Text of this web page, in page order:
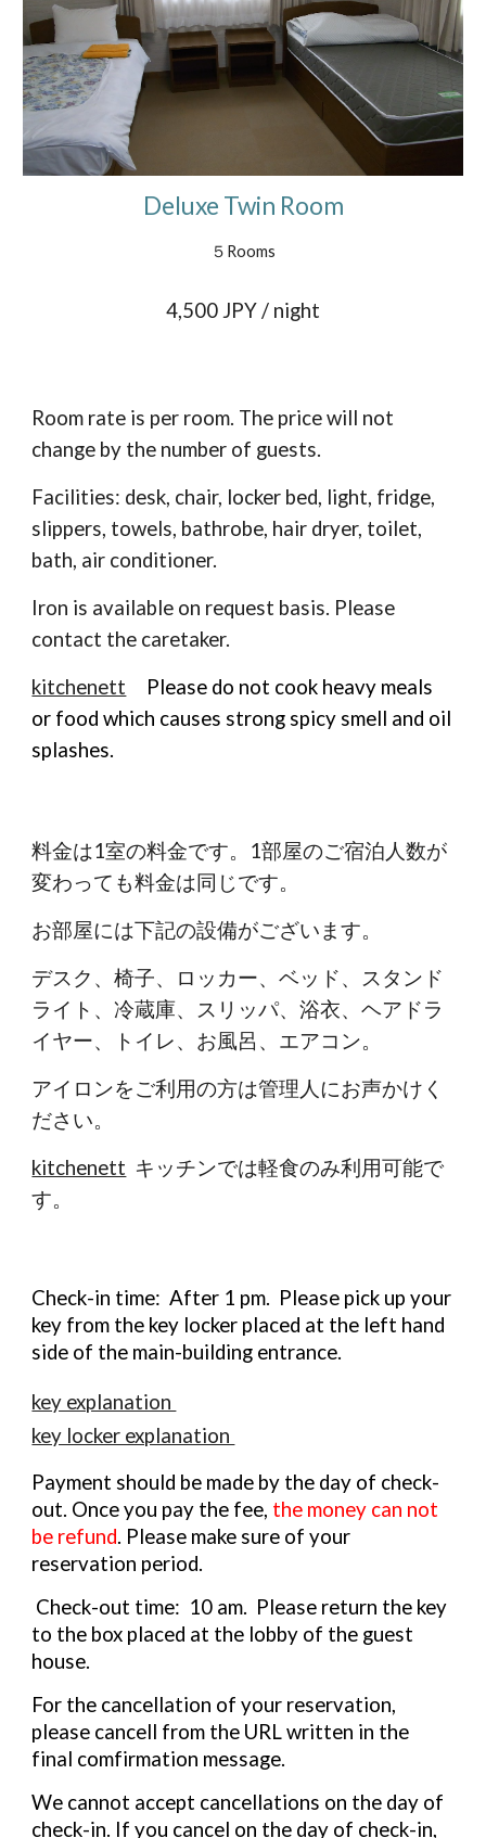
Deluxe Twin Room
５ Rooms
4,500 JPY / night
Room rate is per room. The price will not
change by the number of guests.
Facilities: desk, chair, locker bed, light, fridge,
slippers, towels, bathrobe, hair dryer, toilet,
bath, air conditioner.
Iron is available on request basis. Please
contact the caretaker.
kitchenett
Please do not cook heavy meals
or food which causes strong spicy smell and oil
splashes.
料金は1室の料金です。1部屋のご宿泊人数が
変わっても料金は同じです。
お部屋には下記の設備がございます。
デスク、椅子、ロッカー、ベッド、スタンド
ライト、冷蔵庫、スリッパ、浴衣、ヘアドラ
イヤー、トイレ、お風呂、エアコン。
アイロンをご利用の方は管理人にお声かけく
ださい。
kitchenett キッチンでは軽食のみ利用可能で
す。
Check-in time: After 1 pm. Please pick up your
key from the key locker placed at the left hand
side of the main-building entrance.
key explanation
key locker explanation​
Payment should be made by the day of check-
out. Once you pay the fee, the money can not
be refund. Please make sure of your
reservation period.
Check-out time: 10 am. Please return the key
to the box placed at the lobby of the guest
house.
For the cancellation of your reservation,
please cancell from the URL written in the
final comfirmation message.
We cannot accept cancellations on the day of
check-in. If you cancel on the day of check-in,